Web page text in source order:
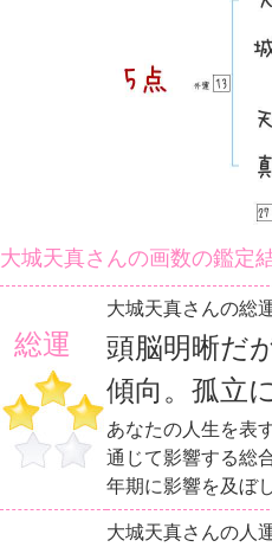
大城天真さんの画数の鑑定
総運
大城天真さんの総
頭脳明晰だ
傾向。孤立
あなたの人生を表
通じて影響する総
年期に影響を及ぼ
大城天真さんの人